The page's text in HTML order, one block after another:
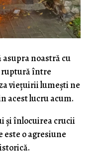
asupra noastră cu
ruptură între
vieţuirii lumeşti ne
acest lucru acum.
şi înlocuirea crucii
este o agresiune